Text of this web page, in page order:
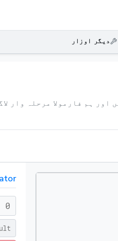
دیگر اوزار
ہم فارمولا مرحلہ وار